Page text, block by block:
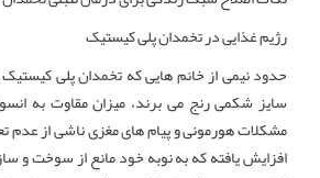
رژیم غذایی در تخمدان پلی کیستیک
حدود نیمی از خانم هایی که تخمدان پلی
سایز شکمی رنج می برند، میزان مقاوت به
مشکلات هورمونی و پیام های مغزی ناشی از عدم
افزایش یافته که به نوبه خود مانع از سوخت و